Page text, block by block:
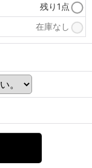
残り1点
在庫なし